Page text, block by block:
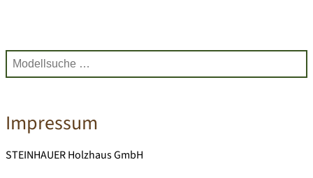
Impressum
STEINHAUER Holzhaus GmbH